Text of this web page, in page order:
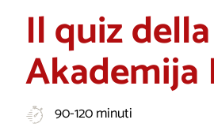
Il quiz
Akademija
90-120 minuti